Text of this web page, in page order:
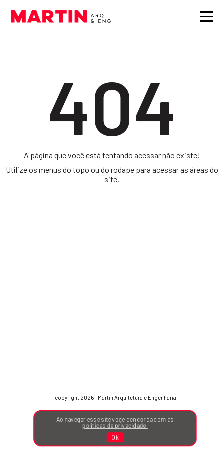
404
A página que você está tentando acessar não existe!
Utilize os menus do topo ou do rodape para acessar as áreas do
site.
Ao navegar esse site voçe concorda com as
políticas de privacidade.
Ok
copyright 2026 - Martin Arquitetura e Engenharia